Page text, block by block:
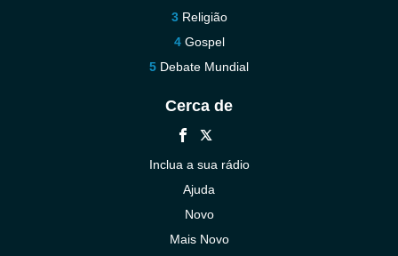
Religião
Gospel
Debate Mundial
Cerca de
Inclua a sua rádio
Ajuda
Novo
Mais Novo